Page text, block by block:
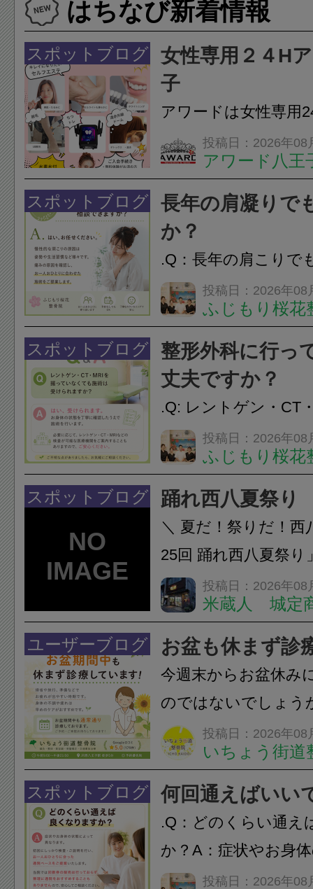
はちなび新着情報
スポットブログ
女性専用２４H
子
アワードは女性専用
フエステを 思いっ
開催中
投稿日：2026年08
アワード八王
24時間ジム&
脱毛
スポットブログ
長年の肩凝りで
か？
.Q：長年の肩こりで
か？A：はい、お任
性的な肩こりの原因
慣など様々です。痛
し、お一人おひとり
をご提案します。.#
投稿日：2026年08
ふじもり桜花
スポットブログ
整形外科に行っ
丈夫ですか？
.Q: レントゲン・CT
いなくても施術は受
A: はい、受けられま
態を丁寧に確認した
います。必要に応じ
ン・CT・MRIなどの
投稿日：2026年08
ふじもり桜花
スポットブログ 踊れ西八夏祭り
＼ 夏だ！祭りだ！西
25回 踊れ西八夏祭
てくる！ 伝統の【阿
情熱の【よさこいソ
結！数多くの団体が
店街を舞台に最高の
投稿日：2026年08
米蔵人 城定
ユーザーブログ お盆も休まず診
今週末からお盆休み
のではないでしょう
長時間の運転などで
痛・足の疲れが出や
いちょう街道整骨院
も通常通り診療して
みの...
投稿日：2026年08
いちょう街道
スポットブログ 何回通えばいい
.Q：どのくらい通え
か？A：症状やお身
異なります。初回に
投稿日：2026年08